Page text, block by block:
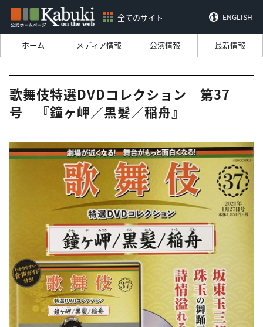
全てのサイト ENGLISH
ホーム メディア情報 公演情報 最新情報
歌舞伎特選DVDコレクション 第37
号 『鐘ヶ岬／黒髪／稲舟』